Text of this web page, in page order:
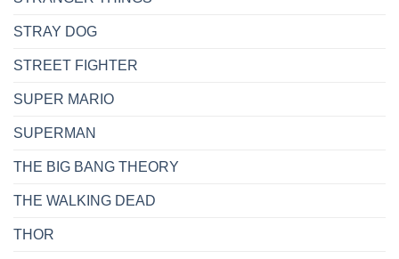
STRAY DOG
STREET FIGHTER
SUPER MARIO
SUPERMAN
THE BIG BANG THEORY
THE WALKING DEAD
THOR